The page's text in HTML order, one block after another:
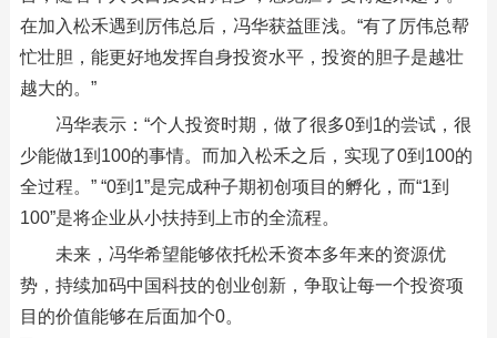
在加入松禾遇到厉伟总后，冯华获益匪浅。“有了厉伟总帮
忙壮胆，能更好地发挥自身投资水平，投资的胆子是越壮
越大的。”
冯华表示：“个人投资时期，做了很多0到1的尝试，很
少能做1到100的事情。而加入松禾之后，实现了0到100的
全过程。” “0到1”是完成种子期初创项目的孵化，而“1到
100”是将企业从小扶持到上市的全流程。
未来，冯华希望能够依托松禾资本多年来的资源优
势，持续加码中国科技的创业创新，争取让每一个投资项
目的价值能够在后面加个0。